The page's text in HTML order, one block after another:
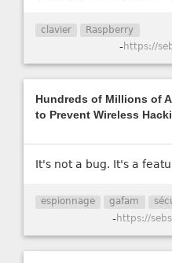
clavier Raspberry
-https://
Hundreds of Millions of
to Prevent Wireless
It's not a bug. It's a
espionnage gafam
-https://